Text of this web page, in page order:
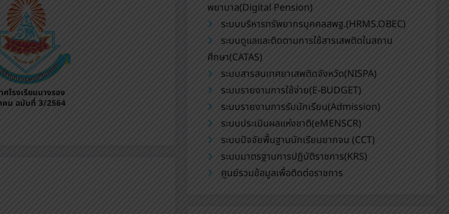
ศโรงเรียนนางรอง
คม ฉบับที่ 3/2564
พยาบาล(Digital Pension)
ระบบบริหารทรัพยากรบุคคลสพฐ.(HRMS.OBEC)
ระบบดูแลและติดตามการใช้สารเสพติดในสถาน
ศึกษา(CATAS)
ระบบสารสนเทศยาเสพติดจังหวัด(NISPA)
ระบบรายงานการใช้จ่าย(E-BUDGET)
ระบบรายงานการรับนักเรียน(Admission)
ระบบประเมินผลแห่งชาติ(eMENSCR)
ระบบปัจจัยพื้นฐานนักเรียนยากจน (CCT)
ระบบมาตรฐานการปฏิบัติราชการ(KRS)
ศูนย์รวมข้อมูลเพื่อติดต่อราชการ